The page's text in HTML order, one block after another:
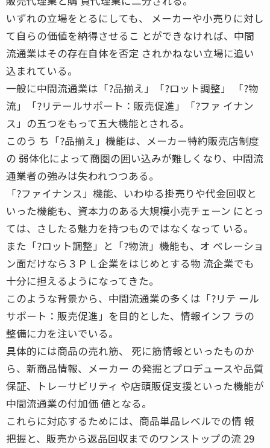
いずれの立場をとるにしても、 メーカーや小売りに対し
て自らの価値を納得させるこ とができなければ、中間
流通業はその存在自体を否定 されかねない立場に追い
込まれている。
一般に中間流通業は「?品揃え」「?ロット調整」 「?物
流」「?リテールサポート：販売促進」「?ファ イナン
ス」の五つをもって五大機能とされる。
このう ち「?品揃え」機能は、メーカー特約販売店制度
の 弱体化によって商圏の囲い込みが難しくなり、中間流
通業者の強みは失われつつある。
「?ファイナンス」機能、いわゆる掛売りや代金回収と
いった機能も、資本力のある大規模小売チェーン にとっ
ては、さしたる魅力を持つものではなくなって いる。
また「?ロット調整」と「?物流」機能も、オ ペレーショ
ン面だけなら３ＰＬ企業をはじめとする物 流企業でも
十分に担えるようになってきた。
このような背景から、中間流通業の多くは「?リテ ール
サポート：販売促進」を目的とした、情報インフ ラの
整備に力を注いでいる。
具体的には商品の売れ筋、 死に筋情報といったものか
ら、新商品情報、メーカー の発掘とプロデュースや品質
保証、トレーサビリティ や店頭販促支援といった機能が
中間流通業の付加価 値となる。
これらに対応するためには、商品単品レベルでの情 報
把握と、販売から返品回収までのワンストップの流 29